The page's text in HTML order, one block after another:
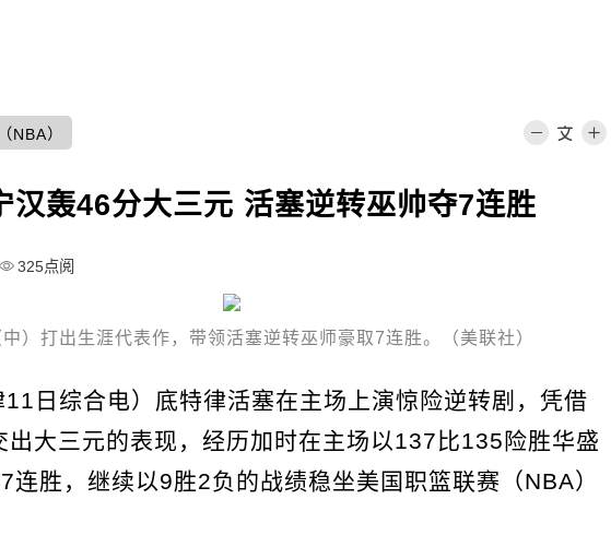
NBA）
轰46分大三元 活塞逆转巫帅夺7连胜
325点阅
）打出生涯代表作，带领活塞逆转巫师豪取7连胜。（美联社）
11日综合电）底特律活塞在主场上演惊险逆转剧，凭借
出大三元的表现，经历加时在主场以137比135险胜华盛
连胜，继续以9胜2负的战绩稳坐美国职篮联赛（NBA）